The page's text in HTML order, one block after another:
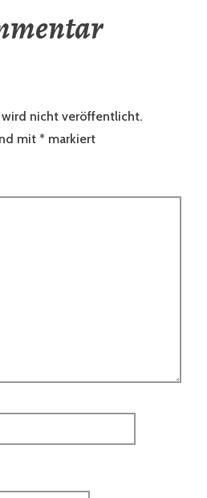
nicht veröffentlicht.
mit * markiert